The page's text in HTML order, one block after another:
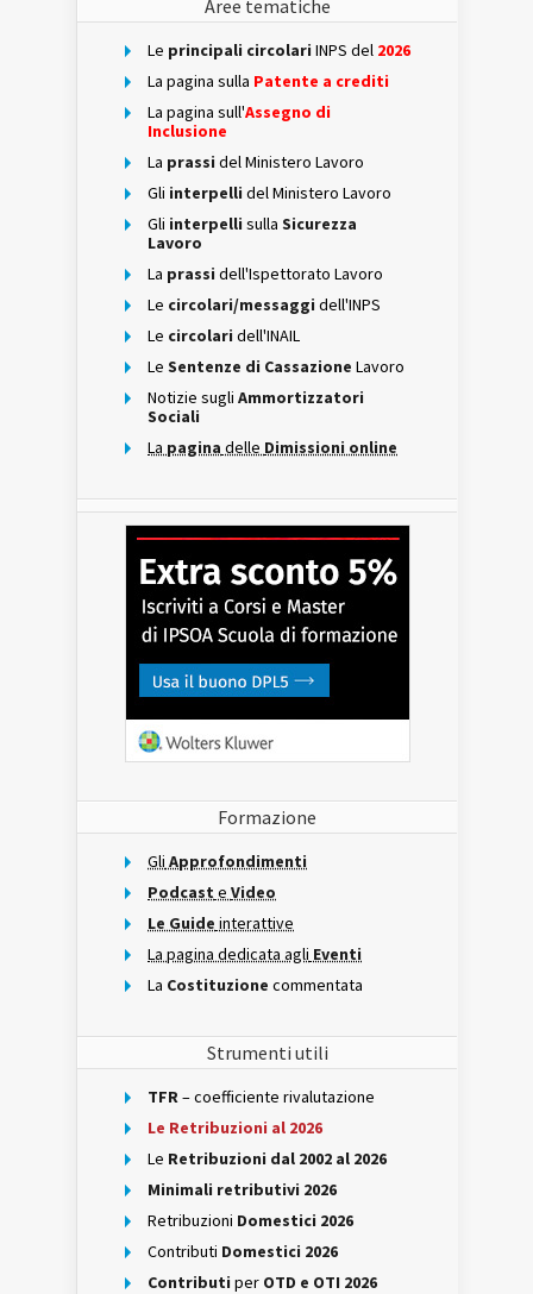
Aree tematiche
Le principali circolari INPS del 2026
La pagina sulla Patente a crediti
La pagina sull'Assegno di
Inclusione
La prassi del Ministero Lavoro
Gli interpelli del Ministero Lavoro
Gli interpelli sulla Sicurezza
Lavoro
La prassi dell'Ispettorato Lavoro
Le circolari/messaggi dell'INPS
Le circolari dell'INAIL
Le Sentenze di Cassazione Lavoro
Notizie sugli Ammortizzatori
Sociali
La pagina delle Dimissioni online
Formazione
Gli Approfondimenti
Podcast e Video
Le Guide interattive
La pagina dedicata agli Eventi
La Costituzione commentata
Strumenti utili
TFR– coefficiente rivalutazione
Le Retribuzioni al 2026
Le Retribuzioni dal 2002 al 2026
Minimali retributivi 2026
Retribuzioni Domestici 2026
Contributi Domestici 2026
Contributi per OTD e OTI 2026